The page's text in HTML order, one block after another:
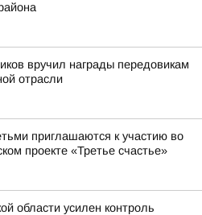
вручил награды передовикам
отрасли
приглашаются к участию во
проекте «Третье счастье»
области усилен контроль